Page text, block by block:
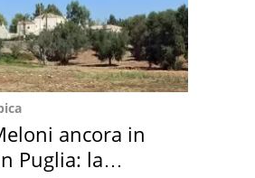
ancora in
Puglia: la